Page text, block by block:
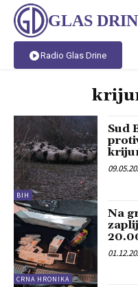
GLAS
Radio Glas Drine
BIH
Sud
CRNA HRONIKA
Na